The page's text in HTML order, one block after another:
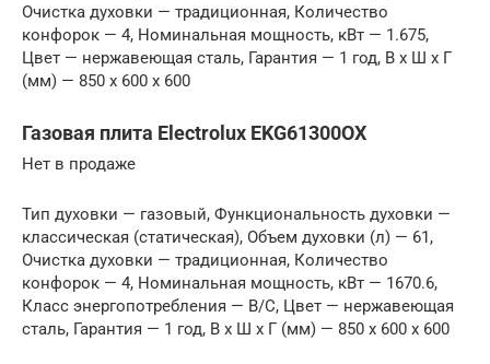
Очистка духовки — традиционная, Количество
конфорок — 4, Номинальная мощность, кВт — 1.675,
Цвет — нержавеющая сталь, Гарантия — 1 год, В x Ш x Г
(мм) — 850 x 600 x 600
Газовая плита Electrolux EKG61300OX
Нет в продаже
Тип духовки — газовый, Функциональность духовки —
классическая (статическая), Объем духовки (л) — 61,
Очистка духовки — традиционная, Количество
конфорок — 4, Номинальная мощность, кВт — 1670.6,
Класс энергопотребления — B/C, Цвет — нержавеющая
сталь, Гарантия — 1 год, В x Ш x Г (мм) — 850 x 600 x 600